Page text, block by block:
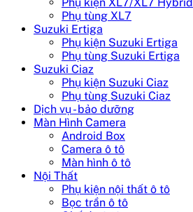
Phụ tùng XL7
Suzuki Ertiga
Phụ kiện Suzuki Ertiga
Phụ tùng Suzuki Ertiga
Suzuki Ciaz
Phụ kiện Suzuki Ciaz
Phụ tùng Suzuki Ciaz
Dịch vụ - bảo dưỡng
Màn Hình Camera
Android Box
Camera ô tô
Màn hình ô tô
Nội Thất
Phụ kiện nội thất ô tô
Bọc trần ô tô